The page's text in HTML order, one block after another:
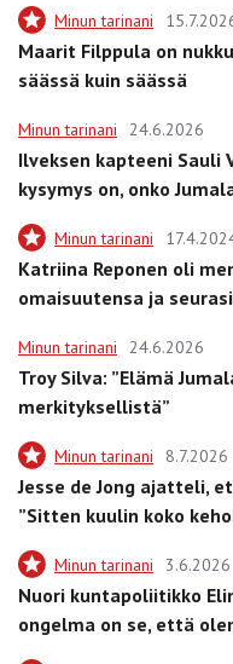
Minun tarinani
Maarit Filppula on
säässä kuin säässä
Minun tarinani 24.6.2026
Ilveksen kapteeni Sauli
kysymys on, onko
Minun tarinani
Katriina Reponen oli
omaisuutensa ja
Minun tarinani 24.6.2026
Troy Silva: ”Elämä
merkityksellistä”
Minun tarinani 8.7.2026
Jesse de Jong ajatteli,
”Sitten kuulin koko
Minun tarinani 3.6.2026
Nuori kuntapoliitikko
ongelma on se, että